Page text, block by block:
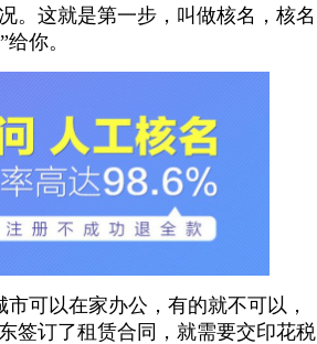
。这就是第一步，叫做核名，核名
你。
可以在家办公，有的就不可以，
签订了租赁合同，就需要交印花税